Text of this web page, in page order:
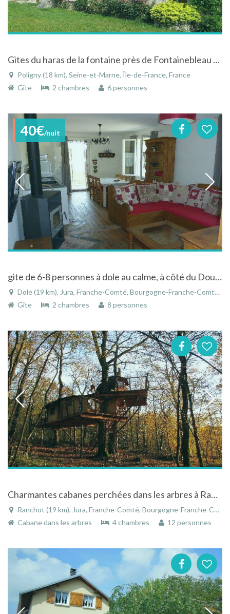
Gites du haras de la fontaine près de Fontainebleau à Poligny - Seine-et-Marne - Ile-de-France
Poligny (18 km), Seine-et-Marne, Île-de-France, France
Gîte
2 chambres 6 personnes
40€/nuit
gite de 6-8 personnes à dole au calme, à côté du Doubs, au centre ville, vue sur verger
Dole (19 km), Jura, Franche-Comté, Bourgogne-Franche-Comté, France
Gîte
2 chambres 8 personnes
Charmantes cabanes perchées dans les arbres à Ranchot
Ranchot (19 km), Jura, Franche-Comté, Bourgogne-Franche-Comté, France
Cabane dans les arbres
4 chambres 12 personnes